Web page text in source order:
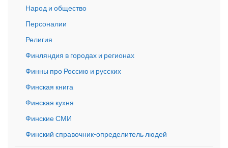
Народ и общество
Персоналии
Религия
Финляндия в городах и регионах
Финны про Россию и русских
Финская книга
Финская кухня
Финские СМИ
Финский справочник-определитель людей